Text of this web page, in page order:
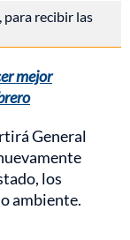
, para recibir las
mejor
General
los
ambiente.